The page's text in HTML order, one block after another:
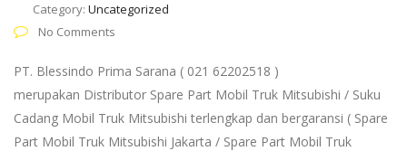
Category: Uncategorized
No Comments
PT. Blessindo Prima Sarana ( 021 62202518 )
merupakan Distributor Spare Part Mobil Truk Mitsubishi / Suku
Cadang Mobil Truk Mitsubishi terlengkap dan bergaransi ( Spare
Part Mobil Truk Mitsubishi Jakarta / Spare Part Mobil Truk